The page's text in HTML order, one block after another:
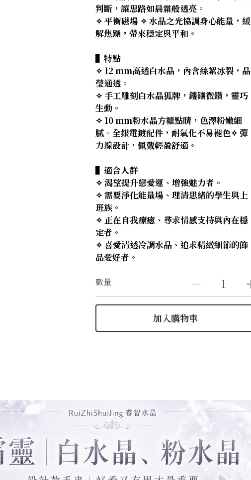
判斷，讓思路如晨霜般透亮。
✧ 平衡磁場 ✧ 水晶之光協調身心能量，緩
解焦躁，帶來穩定與平和。
▌特點
✧ 12 mm高透白水晶，內含絲絮冰裂，晶
瑩通透。
✧ 手工雕刻白水晶狐牌，鏤鑲微鑽，靈巧
生動。
✧ 10 mm粉水晶方糖點睛，色澤粉嫩細
膩。全銀電鍍配件，耐氧化不易褪色✧ 彈
力線設計，佩戴輕盈舒適。
▌適合人群
✧ 渴望提升戀愛運、增強魅力者。
✧ 需要淨化能量場、理清思緒的學生與上
班族。
✧ 正在自我療癒、尋求情感支持與內在穩
定者。
✧ 喜愛清透冷調水晶、追求精緻細節的飾
品愛好者。
數量
加入購物車